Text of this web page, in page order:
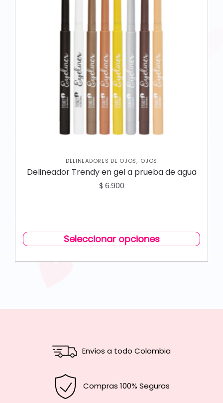
DELINEADORES DE OJOS, OJOS
Delineador Trendy en gel a prueba de agua
$ 6.900
Seleccionar opciones
Envíos a todo Colombia
Compras 100% Seguras